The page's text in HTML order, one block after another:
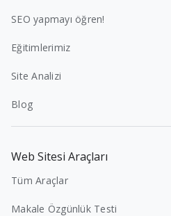
SEO yapmayı öğren!
Eğitimlerimiz
Site Analizi
Blog
Web Sitesi Araçları
Tüm Araçlar
Makale Özgünlük Testi